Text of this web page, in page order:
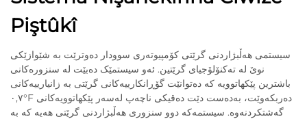
Piştûkî
سیستمی هەڵبژاردنی گرێتی کۆمپیوتەری سوودار دەوترێت بە شێوازێکی
نوێ لە تەکنۆلۆجیای گرێتین. ئەو سیستمێک دەبێت لە سنزورەکانی
باشترین پێکهاتوویە کە دەتوانێت گۆڕانکارییەکانی گرێتی بە زانیارییەکانی
٠,٧°F دەربکەوێت، بەدەست دێت دەقیکی ناچەپ لەسەر پێکهاتوویەکانی
گەشتکردنەوە. سیستمەکە دوو سنزوری هەڵبژاردنی گرێتی ھەیە کە بە